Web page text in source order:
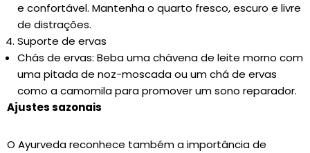
e confortável. Mantenha o quarto fresco, escuro e livre
de distrações.
Suporte de ervas
Chás de ervas: Beba uma chávena de leite morno com
uma pitada de noz-moscada ou um chá de ervas
como a camomila para promover um sono reparador.
Ajustes sazonais
O Ayurveda reconhece também a importância de